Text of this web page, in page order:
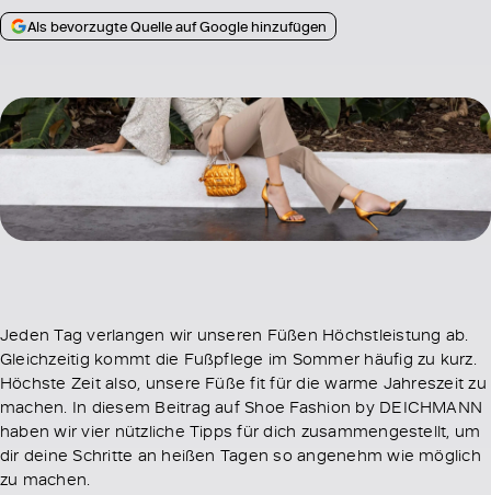
Als bevorzugte Quelle auf Google hinzufügen
Jeden Tag verlangen wir unseren Füßen Höchstleistung ab.
Gleichzeitig kommt die Fußpflege im Sommer häufig zu kurz.
Höchste Zeit also, unsere Füße fit für die warme Jahreszeit zu
machen. In diesem Beitrag auf Shoe Fashion by DEICHMANN
haben wir vier nützliche Tipps für dich zusammengestellt, um
dir deine Schritte an heißen Tagen so angenehm wie möglich
zu machen.